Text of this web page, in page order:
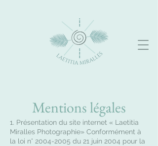
Mentions légales
1. Présentation du site internet « Laetitia
Miralles Photographie» Conformément à
la loi n° 2004-2005 du 21 juin 2004 pour la